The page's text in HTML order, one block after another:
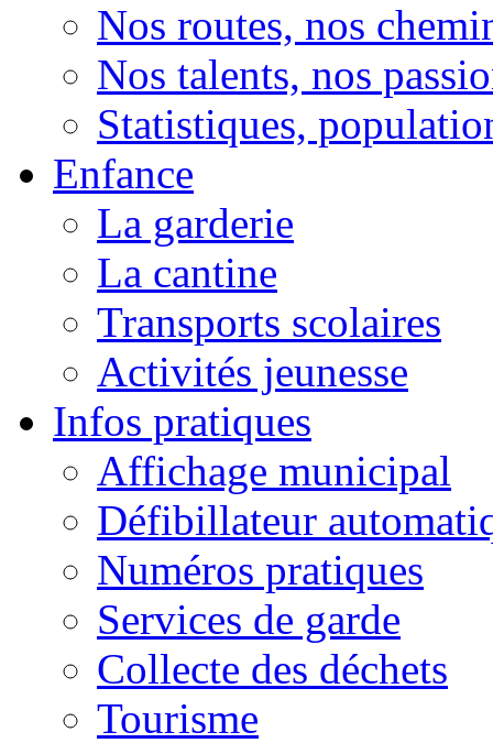
Nos routes, nos
Nos talents, nos
Statistiques,
Enfance
La garderie
La cantine
Transports scolaires
Activités jeunesse
Infos pratiques
Affichage municipal
Défibillateur
Numéros pratiques
Services de garde
Collecte des déchets
Tourisme